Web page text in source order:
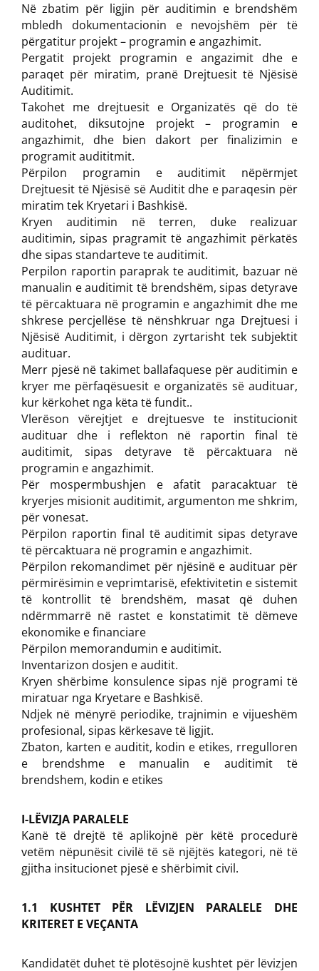
Në zbatim për ligjin për auditimin e brendshëm
mbledh dokumentacionin e nevojshëm për të
përgatitur projekt – programin e angazhimit.
Pergatit projekt programin e angazimit dhe e
paraqet për miratim, pranë Drejtuesit të Njësisë
Auditimit.
Takohet me drejtuesit e Organizatës që do të
auditohet, diksutojne projekt – programin e
angazhimit, dhe bien dakort per finalizimin e
programit audititmit.
Përpilon programin e auditimit nëpërmjet
Drejtuesit të Njësisë së Auditit dhe e paraqesin për
miratim tek Kryetari i Bashkisë.
Kryen auditimin në terren, duke realizuar
auditimin, sipas pragramit të angazhimit përkatës
dhe sipas standarteve te auditimit.
Perpilon raportin paraprak te auditimit, bazuar në
manualin e auditimit të brendshëm, sipas detyrave
të përcaktuara në programin e angazhimit dhe me
shkrese percjellëse të nënshkruar nga Drejtuesi i
Njësisë Auditimit, i dërgon zyrtarisht tek subjektit
audituar.
Merr pjesë në takimet ballafaquese për auditimin e
kryer me përfaqësuesit e organizatës së audituar,
kur kërkohet nga këta të fundit..
Vlerëson vërejtjet e drejtuesve te institucionit
audituar dhe i reflekton në raportin final të
auditimit, sipas detyrave të përcaktuara në
programin e angazhimit.
Për mospermbushjen e afatit paracaktuar të
kryerjes misionit auditimit, argumenton me shkrim,
për vonesat.
Përpilon raportin final të auditimit sipas detyrave
të përcaktuara në programin e angazhimit.
Përpilon rekomandimet për njësinë e audituar për
përmirësimin e veprimtarisë, efektivitetin e sistemit
të kontrollit të brendshëm, masat që duhen
ndërmmarrë në rastet e konstatimit të dëmeve
ekonomike e financiare
Përpilon memorandumin e auditimit.
Inventarizon dosjen e auditit.
Kryen shërbime konsulence sipas një programi të
miratuar nga Kryetare e Bashkisë.
Ndjek në mënyrë periodike, trajnimin e vijueshëm
profesional, sipas kërkesave të ligjit.
Zbaton, karten e auditit, kodin e etikes, rregulloren
e brendshme e manualin e auditimit të
brendshem, kodin e etikes
I-LËVIZJA PARALELE
Kanë të drejtë të aplikojnë për këtë procedurë
vetëm nëpunësit civilë të së njëjtës kategori, në të
gjitha insitucionet pjesë e shërbimit civil.
1.1 KUSHTET PËR LËVIZJEN PARALELE DHE
KRITERET E VEÇANTA
Kandidatët duhet të plotësojnë kushtet për lëvizjen